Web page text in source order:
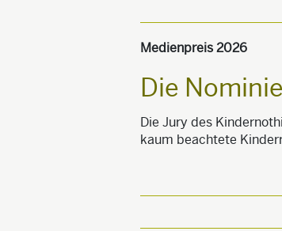
Medienpreis 2026
Die
Die Jury des
kaum beachtete